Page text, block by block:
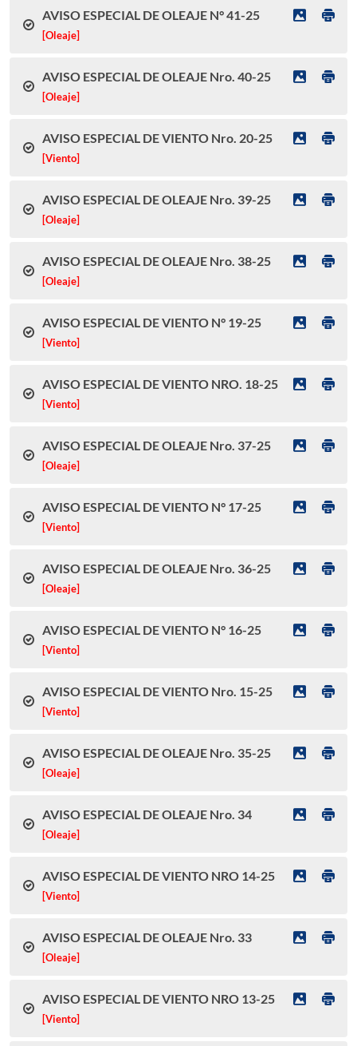
AVISO ESPECIAL DE OLEAJE N° 41-25
[Oleaje]
AVISO ESPECIAL DE OLEAJE Nro. 40-25
[Oleaje]
AVISO ESPECIAL DE VIENTO Nro. 20-25
[Viento]
AVISO ESPECIAL DE OLEAJE Nro. 39-25
[Oleaje]
AVISO ESPECIAL DE OLEAJE Nro. 38-25
[Oleaje]
AVISO ESPECIAL DE VIENTO N° 19-25
[Viento]
AVISO ESPECIAL DE VIENTO NRO. 18-25
[Viento]
AVISO ESPECIAL DE OLEAJE Nro. 37-25
[Oleaje]
AVISO ESPECIAL DE VIENTO N° 17-25
[Viento]
AVISO ESPECIAL DE OLEAJE Nro. 36-25
[Oleaje]
AVISO ESPECIAL DE VIENTO N° 16-25
[Viento]
AVISO ESPECIAL DE VIENTO Nro. 15-25
[Viento]
AVISO ESPECIAL DE OLEAJE Nro. 35-25
[Oleaje]
AVISO ESPECIAL DE OLEAJE Nro. 34
[Oleaje]
AVISO ESPECIAL DE VIENTO NRO 14-25
[Viento]
AVISO ESPECIAL DE OLEAJE Nro. 33
[Oleaje]
AVISO ESPECIAL DE VIENTO NRO 13-25
[Viento]